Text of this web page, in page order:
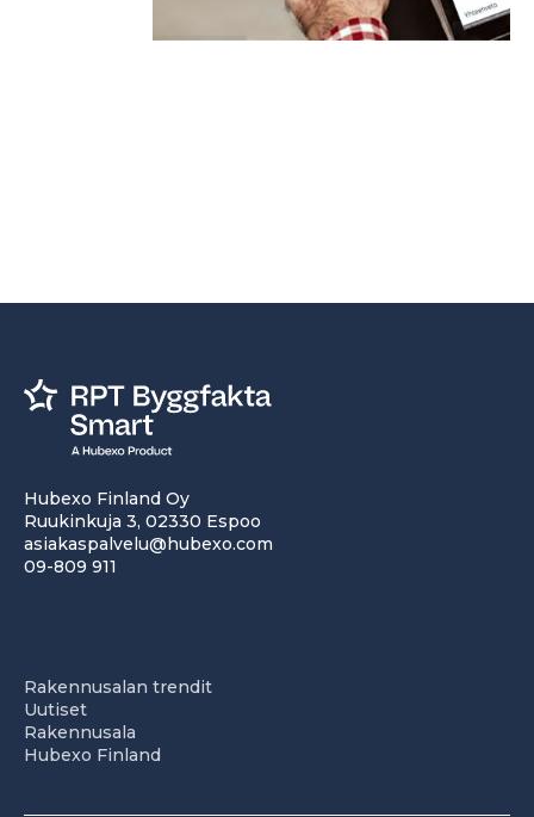
Hubexo Finland Oy
Ruukinkuja 3, 02330 Espoo
asiakaspalvelu@hubexo.com
09-809 911
Rakennusalan trendit
Uutiset
Rakennusala
Hubexo Finland